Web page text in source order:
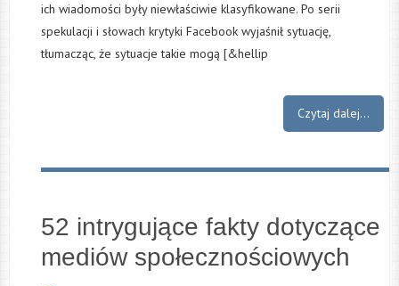
ich wiadomości były niewłaściwie klasyfikowane. Po serii
spekulacji i słowach krytyki Facebook wyjaśnił sytuację,
tłumacząc, że sytuacje takie mogą [&hellip
Czytaj dalej...
52 intrygujące fakty dotyczące
mediów społecznościowych